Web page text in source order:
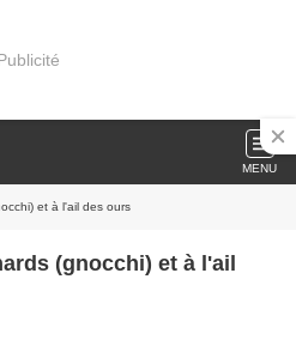
MENU
et à l'ail des ours
(gnocchi) et à l'ail